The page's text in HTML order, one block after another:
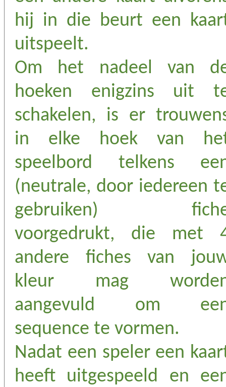
hij in die beurt een
uitspeelt.
Om het nadeel van
hoeken enigzins uit
schakelen, is er
in elke hoek van
speelbord telkens
(neutrale, door iedereen
gebruiken)
voorgedrukt, die met
andere fiches van
kleur mag
aangevuld om
sequence te vormen.
Nadat een speler een
heeft uitgespeeld en